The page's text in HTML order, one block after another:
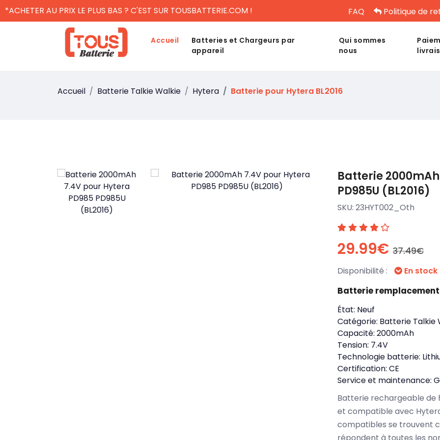
*ACHETER AU PRIX LE PLUS BAS ? C'EST SUR TOUSBATTERIE.COM ! FAQ Politique de
Accueil
Batteries et Chargeurs par
appareil
Qui sommes
nous
Accueil Batterie Talkie Walkie Hytera Batterie pour Hytera BL2016
Batterie
PD985U (BL2016)
SKU: 23HYT002_Oth
29.99€ 37.49€
Disponibilité : En stock
Batterie remplacement
État: Neuf
Catégorie: Batterie Talkie
Capacité: 2000mAh
Tension: 7.4V
Technologie batterie:
Certification: CE
Service et maintenance:
Batterie rechargeable de
et compatible avec
compatibles se trouvent